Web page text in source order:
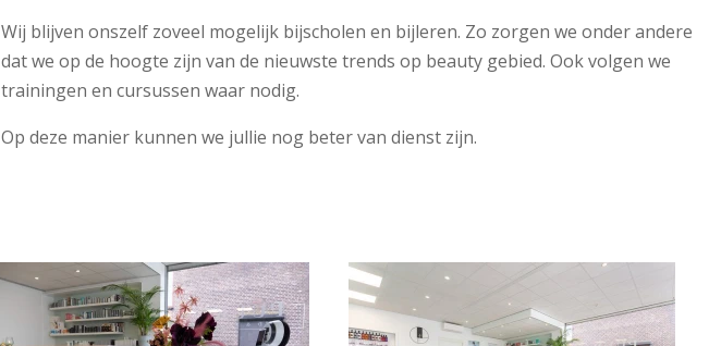
Wij blijven onszelf zoveel mogelijk bijscholen en bijleren. Zo zorgen we onder andere
dat we op de hoogte zijn van de nieuwste trends op beauty gebied. Ook volgen we
trainingen en cursussen waar nodig.
Op deze manier kunnen we jullie nog beter van dienst zijn.